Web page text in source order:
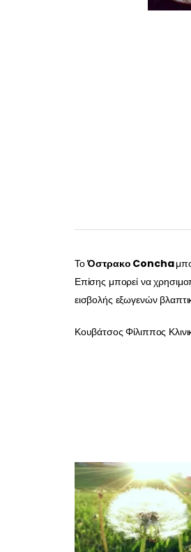
ΤοΌστρακο Concha
Επίσης μπορεί να
εισβολής εξωγενών
Κουβάτσος Φίλιππος